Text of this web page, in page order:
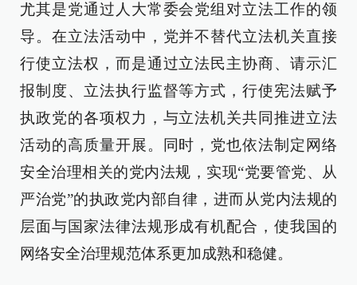
尤其是党通过人大常委会党组对立法工作的领
导。在立法活动中，党并不替代立法机关直接
行使立法权，而是通过立法民主协商、请示汇
报制度、立法执行监督等方式，行使宪法赋予
执政党的各项权力，与立法机关共同推进立法
活动的高质量开展。同时，党也依法制定网络
安全治理相关的党内法规，实现“党要管党、从
严治党”的执政党内部自律，进而从党内法规的
层面与国家法律法规形成有机配合，使我国的
网络安全治理规范体系更加成熟和稳健。